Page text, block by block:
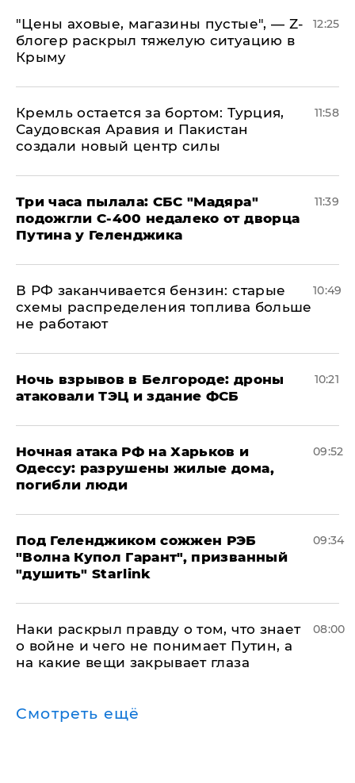
​"Цены аховые, магазины пустые", — Z-
блогер раскрыл тяжелую ситуацию в
Крыму
12:25
​Кремль остается за бортом: Турция,
Саудовская Аравия и Пакистан
создали новый центр силы
11:58
Три часа пылала: СБС "Мадяра"
подожгли С-400 недалеко от дворца
Путина у Геленджика
11:39
​В РФ заканчивается бензин: старые
схемы распределения топлива больше
не работают
10:49
​Ночь взрывов в Белгороде: дроны
атаковали ТЭЦ и здание ФСБ
10:21
​Ночная атака РФ на Харьков и
Одессу: разрушены жилые дома,
погибли люди
09:52
Под Геленджиком сожжен РЭБ
"Волна Купол Гарант", призванный
"душить" Starlink
09:34
Наки раскрыл правду о том, что знает
о войне и чего не понимает Путин, а
на какие вещи закрывает глаза
08:00
Смотреть ещё